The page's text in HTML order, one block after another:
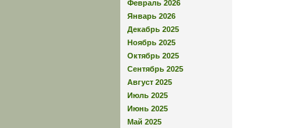
Февраль 2026
Январь 2026
Декабрь 2025
Ноябрь 2025
Октябрь 2025
Сентябрь 2025
Август 2025
Июль 2025
Июнь 2025
Май 2025